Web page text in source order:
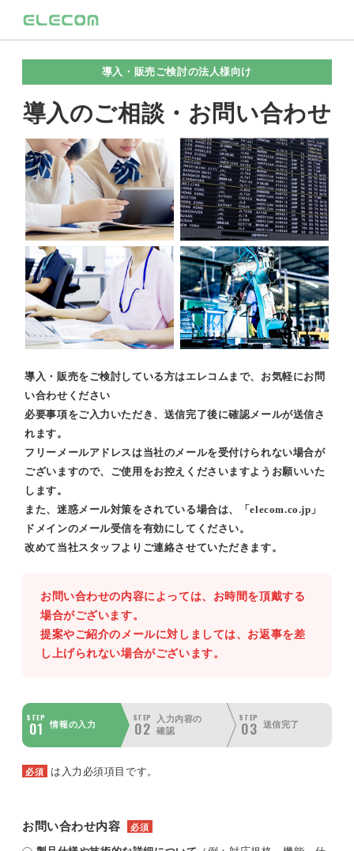
導入・販売ご検討の法人様向け
導入のご相談・お問い合わせ
導入・販売をご検討している方はエレコムまで、お気軽にお問
い合わせください
必要事項をご入力いただき、送信完了後に確認メールが送信さ
れます。
フリーメールアドレスは当社のメールを受付けられない場合が
ございますので、ご使用をお控えくださいますようお願いいた
します。
また、迷惑メール対策をされている場合は、「elecom.co.jp」
ドメインのメール受信を有効にしてください。
改めて当社スタッフよりご連絡させていただきます。
お問い合わせの内容によっては、お時間を頂戴する
場合がございます。
提案やご紹介のメールに対しましては、お返事を差
し上げられない場合がございます。
STEP
01 情報の入力
STEP
02
入力内容の
確認
STEP
03 送信完了
必須 は入力必須項目です。
お問い合わせ内容 必須